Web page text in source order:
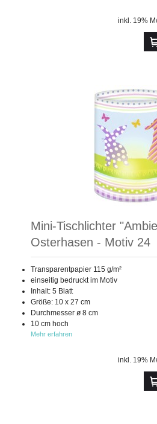
inkl. 19%
Mini-Tischlichter
Osterhasen - Motiv 24
Transparentpapier 115 g/m²
einseitig bedruckt im Motiv
Inhalt: 5 Blatt
Größe: 10 x 27 cm
Durchmesser ø 8 cm
10 cm hoch
Mehr erfahren
inkl. 19%